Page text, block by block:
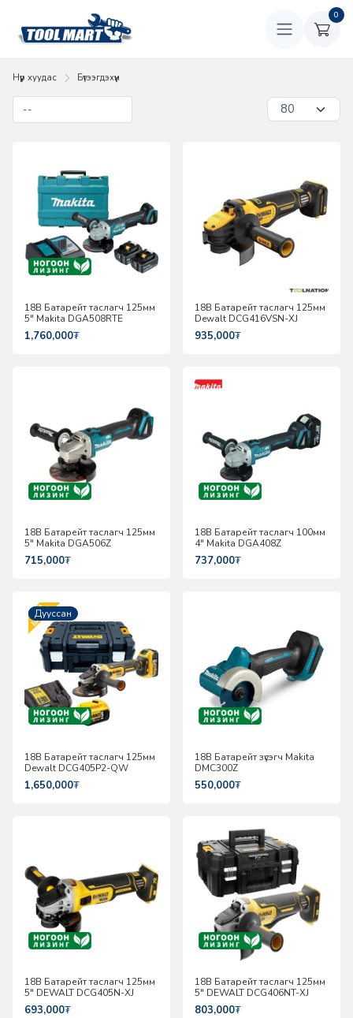
0
Нүүр хуудас Бүтээгдэхүүн
18В Батарейт таслагч 125мм
5" Makita DGA508RTE
1,760,000₮
18В Батарейт таслагч 125мм
Dewalt DCG416VSN-XJ
935,000₮
18В Батарейт таслагч 125мм
5" Makita DGA506Z
715,000₮
18В Батарейт таслагч 100мм
4" Makita DGA408Z
737,000₮
Шинэ
Дууссан
18В Батарейт таслагч 125мм
Dewalt DCG405P2-QW
1,650,000₮
18В Батарейт зүсэгч Makita
DMC300Z
550,000₮
18В Батарейт таслагч 125мм
5" DEWALT DCG405N-XJ
693,000₮
18В Батарейт таслагч 125мм
5" DEWALT DCG406NT-XJ
803,000₮